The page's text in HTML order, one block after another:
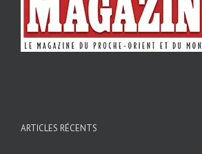
ARTICLES RÉCENTS